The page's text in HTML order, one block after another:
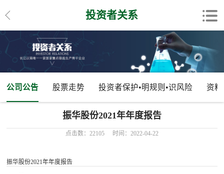
投资者关系
公司公告 股票走势 投资者保护•明规则•识风险 资
振华股份2021年年度报告
点击数：22105 时间：2022-04-22
振华股份2021年年度报告